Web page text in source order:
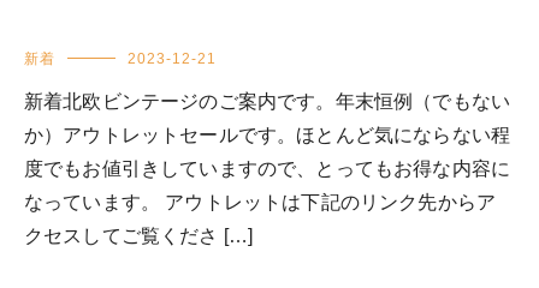
新着 2023-12-21
新着北欧ビンテージのご案内です。年末恒例（でもない
か）アウトレットセールです。ほとんど気にならない程
度でもお値引きしていますので、とってもお得な内容に
なっています。 アウトレットは下記のリンク先からア
クセスしてご覧くださ […]